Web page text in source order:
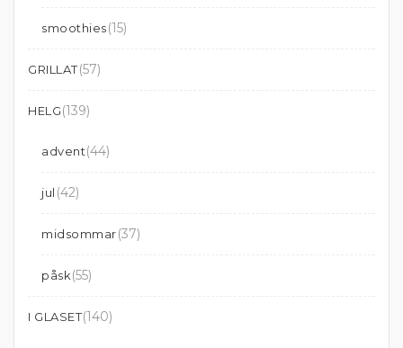
smoothies(15)
GRILLAT(57)
HELG(139)
advent(44)
jul (42)
midsommar(37)
påsk(55)
I GLASET(140)